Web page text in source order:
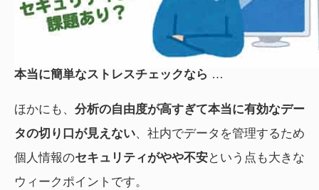
本当に簡単なストレスチェックなら …
ほかにも、 分析の自由度が高すぎて本当に有効なデー
タの切り口が見えない、社内でデータを管理するため
個人情報のセキュリティがやや不安という点も大きな
ウィークポイントです。